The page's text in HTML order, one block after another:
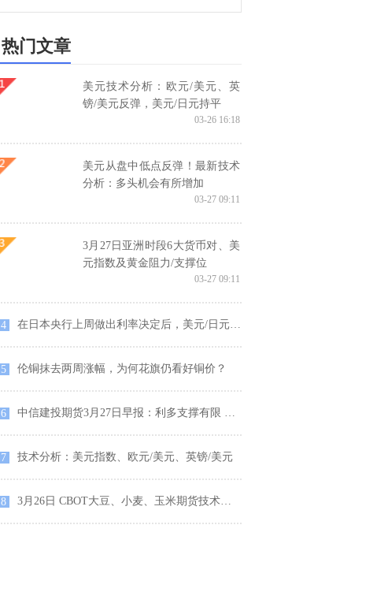
热门文章
美元技术分析：欧元/美元、英
镑/美元反弹，美元/日元持平
03-26 16:18
美元从盘中低点反弹！最新技术
分析：多头机会有所增加
03-27 09:11
3月27日亚洲时段6大货币对、美
元指数及黄金阻力/支撑位
03-27 09:11
4 在日本央行上周做出利率决定后，美元/日元飙升至数十年来的高点
5 伦铜抹去两周涨幅，为何花旗仍看好铜价？
6 中信建投期货3月27日早报：利多支撑有限 金银冲高回落
7 技术分析：美元指数、欧元/美元、英镑/美元
8 3月26日 CBOT大豆、小麦、玉米期货技术分析